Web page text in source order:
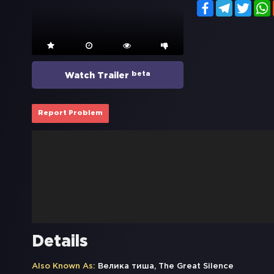
Watch Trailer beta
FacebookTelegram
Report Problem
Details
Also Known As: Велика тиша, The Great Silence